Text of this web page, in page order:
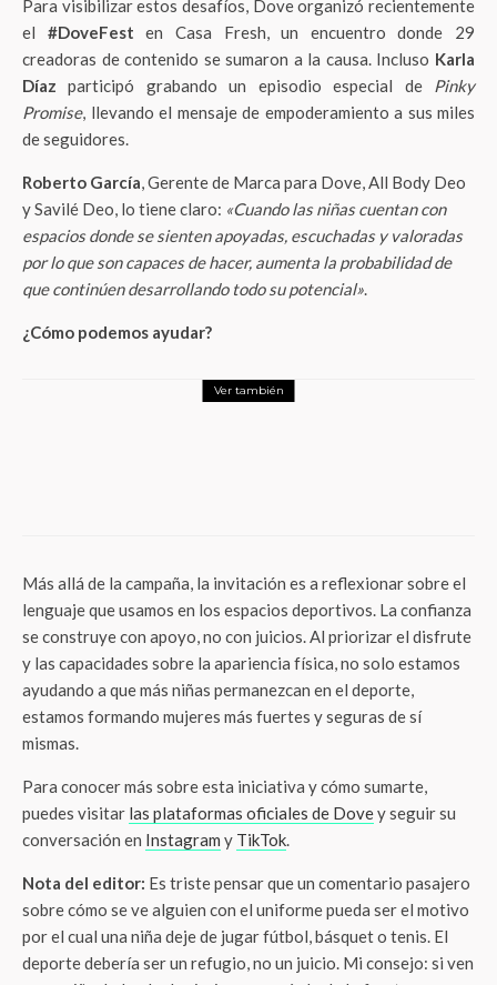
Para visibilizar estos desafíos, Dove organizó recientemente
el #DoveFest en Casa Fresh, un encuentro donde 29
creadoras de contenido se sumaron a la causa. Incluso Karla
Díaz participó grabando un episodio especial de Pinky
Promise, llevando el mensaje de empoderamiento a sus miles
de seguidores.
Roberto García, Gerente de Marca para Dove, All Body Deo
y Savilé Deo, lo tiene claro: «Cuando las niñas cuentan con
espacios donde se sienten apoyadas, escuchadas y valoradas
por lo que son capaces de hacer, aumenta la probabilidad de
que continúen desarrollando todo su potencial».
¿Cómo podemos ayudar?
Ver también
Más allá de la campaña, la invitación es a reflexionar sobre el
lenguaje que usamos en los espacios deportivos. La confianza
se construye con apoyo, no con juicios. Al priorizar el disfrute
y las capacidades sobre la apariencia física, no solo estamos
ayudando a que más niñas permanezcan en el deporte,
estamos formando mujeres más fuertes y seguras de sí
mismas.
Para conocer más sobre esta iniciativa y cómo sumarte,
puedes visitar las plataformas oficiales de Dovey seguir su
conversación en Instagram y TikTok.
Nota del editor: Es triste pensar que un comentario pasajero
sobre cómo se ve alguien con el uniforme pueda ser el motivo
por el cual una niña deje de jugar fútbol, básquet o tenis. El
deporte debería ser un refugio, no un juicio. Mi consejo: si ven